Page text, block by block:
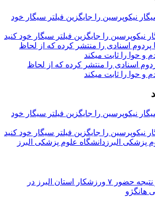
نیکوپرسین را جایگزین فیلتر سیگار خود کنید
اسنادی را منتشر کرده که از لحاظ
و حوا را ثابت میکند
نیکوپرسین را جایگزین فیلتر سیگار خود کنید
دانشگاه علوم پزشکی البرز